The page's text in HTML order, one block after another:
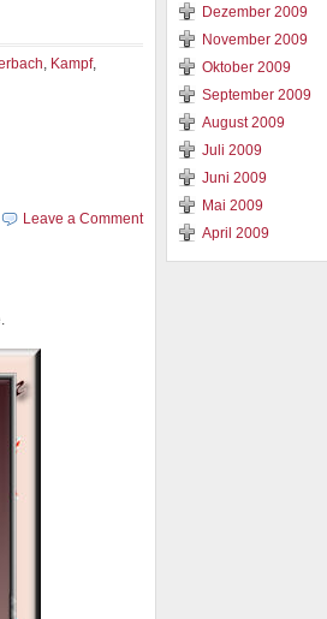
, Kampf,
Leave a Comment
Dezember 2009
November 2009
Oktober 2009
September 2009
August 2009
Juli 2009
Juni 2009
Mai 2009
April 2009